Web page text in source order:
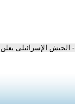
- الجيش الإسرائيلي